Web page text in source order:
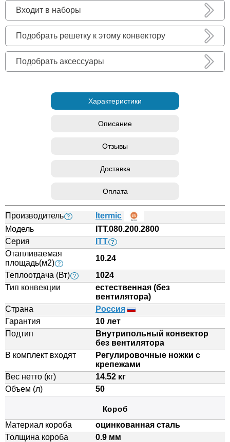
Входит в наборы
Подобрать решетку к этому конвектору
Подобрать аксессуары
Характеристики
Описание
Отзывы
Доставка
Оплата
Производитель ?
Itermic
Модель
ITT.080.200.2800
Серия
ITT ?
Отапливаемая
площадь(м2) ?
10.24
Теплоотдача (Вт) ?
1024
Тип конвекции
естественная (без
вентилятора)
Страна
Россия
Гарантия
10 лет
Подтип
Внутрипольный конвектор
без вентилятора
В комплект входят
Регулировочные ножки с
крепежами
Вес нетто (кг)
14.52 кг
Объем (л)
50
Короб
Материал короба
оцинкованная сталь
Толщина короба
0.9 мм